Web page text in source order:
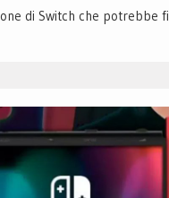
di Switch che potrebbe